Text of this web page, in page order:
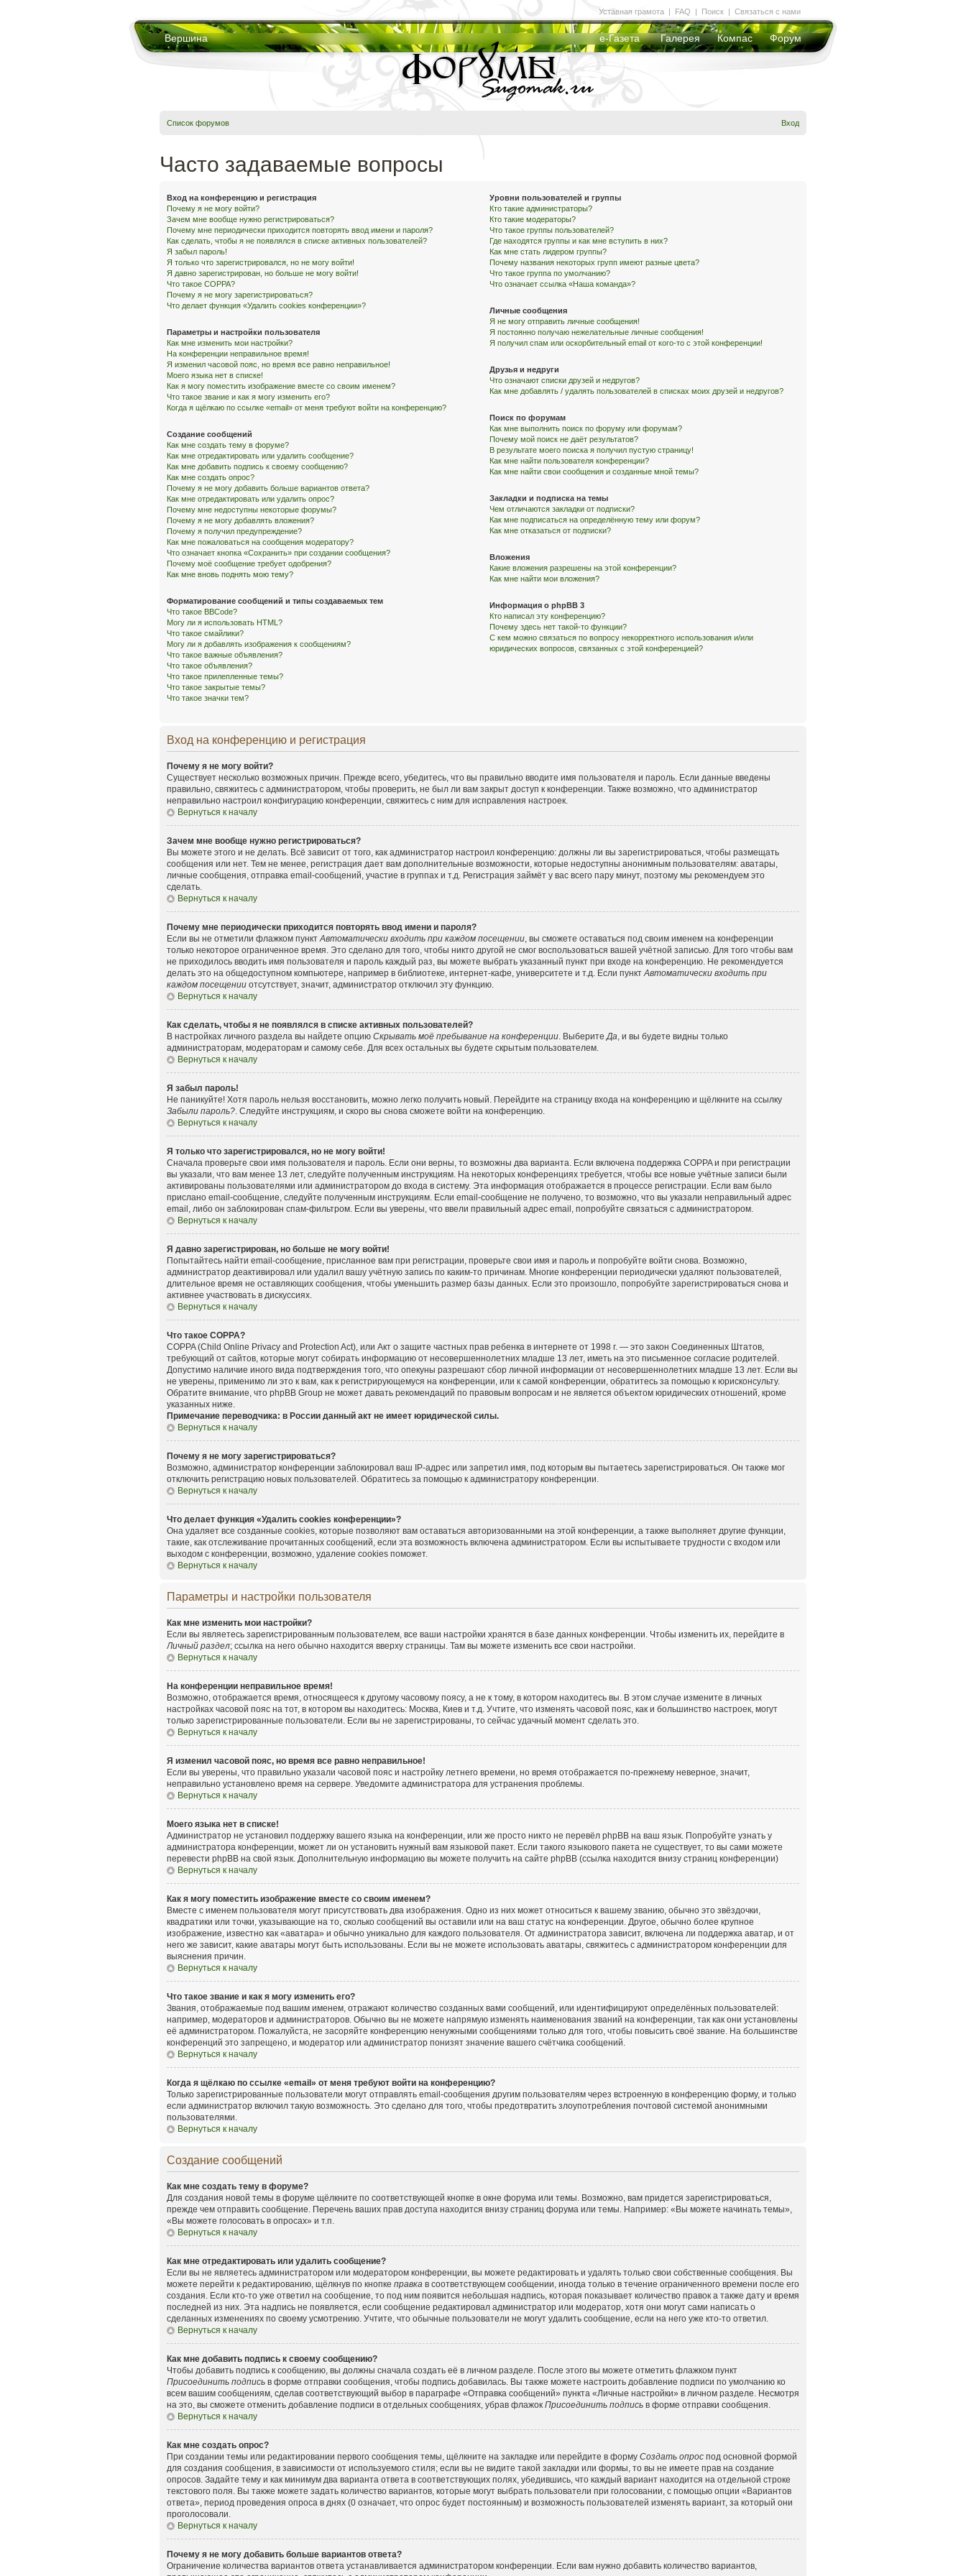
Вершина е-Газета Галерея Компас Форум
Уставная грамота | FAQ | Поиск | Связаться с нами
Список форумов Вход
Часто задаваемые вопросы
Вход на конференцию и регистрация
Почему я не могу войти?
Зачем мне вообще нужно регистрироваться?
Почему мне периодически приходится повторять ввод имени и пароля?
Как сделать, чтобы я не появлялся в списке активных пользователей?
Я забыл пароль!
Я только что зарегистрировался, но не могу войти!
Я давно зарегистрирован, но больше не могу войти!
Что такое COPPA?
Почему я не могу зарегистрироваться?
Что делает функция «Удалить cookies конференции»?
Параметры и настройки пользователя
Как мне изменить мои настройки?
На конференции неправильное время!
Я изменил часовой пояс, но время все равно неправильное!
Моего языка нет в списке!
Как я могу поместить изображение вместе со своим именем?
Что такое звание и как я могу изменить его?
Когда я щёлкаю по ссылке «email» от меня требуют войти на конференцию?
Создание сообщений
Как мне создать тему в форуме?
Как мне отредактировать или удалить сообщение?
Как мне добавить подпись к своему сообщению?
Как мне создать опрос?
Почему я не могу добавить больше вариантов ответа?
Как мне отредактировать или удалить опрос?
Почему мне недоступны некоторые форумы?
Почему я не могу добавлять вложения?
Почему я получил предупреждение?
Как мне пожаловаться на сообщения модератору?
Что означает кнопка «Сохранить» при создании сообщения?
Почему моё сообщение требует одобрения?
Как мне вновь поднять мою тему?
Форматирование сообщений и типы создаваемых тем
Что такое BBCode?
Могу ли я использовать HTML?
Что такое смайлики?
Могу ли я добавлять изображения к сообщениям?
Что такое важные объявления?
Что такое объявления?
Что такое прилепленные темы?
Что такое закрытые темы?
Что такое значки тем?
Уровни пользователей и группы
Кто такие администраторы?
Кто такие модераторы?
Что такое группы пользователей?
Где находятся группы и как мне вступить в них?
Как мне стать лидером группы?
Почему названия некоторых групп имеют разные цвета?
Что такое группа по умолчанию?
Что означает ссылка «Наша команда»?
Личные сообщения
Я не могу отправить личные сообщения!
Я постоянно получаю нежелательные личные сообщения!
Я получил спам или оскорбительный email от кого-то с этой конференции!
Друзья и недруги
Что означают списки друзей и недругов?
Как мне добавлять / удалять пользователей в списках моих друзей и недругов?
Поиск по форумам
Как мне выполнить поиск по форуму или форумам?
Почему мой поиск не даёт результатов?
В результате моего поиска я получил пустую страницу!
Как мне найти пользователя конференции?
Как мне найти свои сообщения и созданные мной темы?
Закладки и подписка на темы
Чем отличаются закладки от подписки?
Как мне подписаться на определённую тему или форум?
Как мне отказаться от подписки?
Вложения
Какие вложения разрешены на этой конференции?
Как мне найти мои вложения?
Информация о phpBB 3
Кто написал эту конференцию?
Почему здесь нет такой-то функции?
С кем можно связаться по вопросу некорректного использования и/или
юридических вопросов, связанных с этой конференцией?
Вход на конференцию и регистрация
Почему я не могу войти?
Существует несколько возможных причин. Прежде всего, убедитесь, что вы правильно вводите имя пользователя и пароль. Если данные введены
правильно, свяжитесь с администратором, чтобы проверить, не был ли вам закрыт доступ к конференции. Также возможно, что администратор
неправильно настроил конфигурацию конференции, свяжитесь с ним для исправления настроек.
Вернуться к началу
Зачем мне вообще нужно регистрироваться?
Вы можете этого и не делать. Всё зависит от того, как администратор настроил конференцию: должны ли вы зарегистрироваться, чтобы размещать
сообщения или нет. Тем не менее, регистрация дает вам дополнительные возможности, которые недоступны анонимным пользователям: аватары,
личные сообщения, отправка email-сообщений, участие в группах и т.д. Регистрация займёт у вас всего пару минут, поэтому мы рекомендуем это
сделать.
Вернуться к началу
Почему мне периодически приходится повторять ввод имени и пароля?
Если вы не отметили флажком пунктАвтоматически входить при каждом посещении, вы сможете оставаться под своим именем на конференции
только некоторое ограниченное время. Это сделано для того, чтобы никто другой не смог воспользоваться вашей учётной записью. Для того чтобы вам
не приходилось вводить имя пользователя и пароль каждый раз, вы можете выбрать указанный пункт при входе на конференцию. Не рекомендуется
делать это на общедоступном компьютере, например в библиотеке, интернет-кафе, университете и т.д. Если пунктАвтоматически входить при
каждом посещении отсутствует, значит, администратор отключил эту функцию.
Вернуться к началу
Как сделать, чтобы я не появлялся в списке активных пользователей?
В настройках личного раздела вы найдете опцию Скрывать моё пребывание на конференции. ВыберитеДа, и вы будете видны только
администраторам, модераторам и самому себе. Для всех остальных вы будете скрытым пользователем.
Вернуться к началу
Я забыл пароль!
Не паникуйте! Хотя пароль нельзя восстановить, можно легко получить новый. Перейдите на страницу входа на конференцию и щёлкните на ссылку
Забыли пароль?. Следуйте инструкциям, и скоро вы снова сможете войти на конференцию.
Вернуться к началу
Я только что зарегистрировался, но не могу войти!
Сначала проверьте свои имя пользователя и пароль. Если они верны, то возможны два варианта. Если включена поддержка COPPA и при регистрации
вы указали, что вам менее 13 лет, следуйте полученным инструкциям. На некоторых конференциях требуется, чтобы все новые учётные записи были
активированы пользователями или администратором до входа в систему. Эта информация отображается в процессе регистрации. Если вам было
прислано email-сообщение, следуйте полученным инструкциям. Если email-сообщение не получено, то возможно, что вы указали неправильный адрес
email, либо он заблокирован спам-фильтром. Если вы уверены, что ввели правильный адрес email, попробуйте связаться с администратором.
Вернуться к началу
Я давно зарегистрирован, но больше не могу войти!
Попытайтесь найти email-сообщение, присланное вам при регистрации, проверьте свои имя и пароль и попробуйте войти снова. Возможно,
администратор деактивировал или удалил вашу учётную запись по каким-то причинам. Многие конференции периодически удаляют пользователей,
длительное время не оставляющих сообщения, чтобы уменьшить размер базы данных. Если это произошло, попробуйте зарегистрироваться снова и
активнее участвовать в дискуссиях.
Вернуться к началу
Что такое COPPA?
COPPA (Child Online Privacy and Protection Act), или Акт о защите частных прав ребенка в интернете от 1998 г. — это закон Соединенных Штатов,
требующий от сайтов, которые могут собирать информацию от несовершеннолетних младше 13 лет, иметь на это письменное согласие родителей.
Допустимо наличие иного вида подтверждения того, что опекуны разрешают сбор личной информации от несовершеннолетних младше 13 лет. Если вы
не уверены, применимо ли это к вам, как к регистрирующемуся на конференции, или к самой конференции, обратитесь за помощью к юрисконсульту.
Обратите внимание, что phpBB Group не может давать рекомендаций по правовым вопросам и не является объектом юридических отношений, кроме
указанных ниже.
Примечание переводчика: в России данный акт не имеет юридической силы.
Вернуться к началу
Почему я не могу зарегистрироваться?
Возможно, администратор конференции заблокировал ваш IP-адрес или запретил имя, под которым вы пытаетесь зарегистрироваться. Он также мог
отключить регистрацию новых пользователей. Обратитесь за помощью к администратору конференции.
Вернуться к началу
Что делает функция «Удалить cookies конференции»?
Она удаляет все созданные cookies, которые позволяют вам оставаться авторизованными на этой конференции, а также выполняет другие функции,
такие, как отслеживание прочитанных сообщений, если эта возможность включена администратором. Если вы испытываете трудности с входом или
выходом с конференции, возможно, удаление cookies поможет.
Вернуться к началу
Параметры и настройки пользователя
Как мне изменить мои настройки?
Если вы являетесь зарегистрированным пользователем, все ваши настройки хранятся в базе данных конференции. Чтобы изменить их, перейдите в
Личный раздел; ссылка на него обычно находится вверху страницы. Там вы можете изменить все свои настройки.
Вернуться к началу
На конференции неправильное время!
Возможно, отображается время, относящееся к другому часовому поясу, а не к тому, в котором находитесь вы. В этом случае измените в личных
настройках часовой пояс на тот, в котором вы находитесь: Москва, Киев и т.д. Учтите, что изменять часовой пояс, как и большинство настроек, могут
только зарегистрированные пользователи. Если вы не зарегистрированы, то сейчас удачный момент сделать это.
Вернуться к началу
Я изменил часовой пояс, но время все равно неправильное!
Если вы уверены, что правильно указали часовой пояс и настройку летнего времени, но время отображается по-прежнему неверное, значит,
неправильно установлено время на сервере. Уведомите администратора для устранения проблемы.
Вернуться к началу
Моего языка нет в списке!
Администратор не установил поддержку вашего языка на конференции, или же просто никто не перевёл phpBB на ваш язык. Попробуйте узнать у
администратора конференции, может ли он установить нужный вам языковой пакет. Если такого языкового пакета не существует, то вы сами можете
перевести phpBB на свой язык. Дополнительную информацию вы можете получить на сайте phpBB (ссылка находится внизу страниц конференции)
Вернуться к началу
Как я могу поместить изображение вместе со своим именем?
Вместе с именем пользователя могут присутствовать два изображения. Одно из них может относиться к вашему званию, обычно это звёздочки,
квадратики или точки, указывающие на то, сколько сообщений вы оставили или на ваш статус на конференции. Другое, обычно более крупное
изображение, известно как «аватара» и обычно уникально для каждого пользователя. От администратора зависит, включена ли поддержка аватар, и от
него же зависит, какие аватары могут быть использованы. Если вы не можете использовать аватары, свяжитесь с администратором конференции для
выяснения причин.
Вернуться к началу
Что такое звание и как я могу изменить его?
Звания, отображаемые под вашим именем, отражают количество созданных вами сообщений, или идентифицируют определённых пользователей:
например, модераторов и администраторов. Обычно вы не можете напрямую изменять наименования званий на конференции, так как они установлены
её администратором. Пожалуйста, не засоряйте конференцию ненужными сообщениями только для того, чтобы повысить своё звание. На большинстве
конференций это запрещено, и модератор или администратор понизят значение вашего счётчика сообщений.
Вернуться к началу
Когда я щёлкаю по ссылке «email» от меня требуют войти на конференцию?
Только зарегистрированные пользователи могут отправлять email-сообщения другим пользователям через встроенную в конференцию форму, и только
если администратор включил такую возможность. Это сделано для того, чтобы предотвратить злоупотребления почтовой системой анонимными
пользователями.
Вернуться к началу
Создание сообщений
Как мне создать тему в форуме?
Для создания новой темы в форуме щёлкните по соответствующей кнопке в окне форума или темы. Возможно, вам придется зарегистрироваться,
прежде чем отправить сообщение. Перечень ваших прав доступа находится внизу страниц форума или темы. Например: «Вы можете начинать темы»,
«Вы можете голосовать в опросах» и т.п.
Вернуться к началу
Как мне отредактировать или удалить сообщение?
Если вы не являетесь администратором или модератором конференции, вы можете редактировать и удалять только свои собственные сообщения. Вы
можете перейти к редактированию, щёлкнув по кнопке правка в соответствующем сообщении, иногда только в течение ограниченного времени после его
создания. Если кто-то уже ответил на сообщение, то под ним появится небольшая надпись, которая показывает количество правок а также дату и время
последней из них. Эта надпись не появляется, если сообщение редактировал администратор или модератор, хотя они могут сами написать о
сделанных изменениях по своему усмотрению. Учтите, что обычные пользователи не могут удалить сообщение, если на него уже кто-то ответил.
Вернуться к началу
Как мне добавить подпись к своему сообщению?
Чтобы добавить подпись к сообщению, вы должны сначала создать её в личном разделе. После этого вы можете отметить флажком пункт
Присоединить подпись в форме отправки сообщения, чтобы подпись добавилась. Вы также можете настроить добавление подписи по умолчанию ко
всем вашим сообщениям, сделав соответствующий выбор в параграфе «Отправка сообщений» пункта «Личные настройки» в личном разделе. Несмотря
на это, вы сможете отменить добавление подписи в отдельных сообщениях, убрав флажок Присоединить подпись в форме отправки сообщения.
Вернуться к началу
Как мне создать опрос?
При создании темы или редактировании первого сообщения темы, щёлкните на закладке или перейдите в форму Создать опрос под основной формой
для создания сообщения, в зависимости от используемого стиля; если вы не видите такой закладки или формы, то вы не имеете прав на создание
опросов. Задайте тему и как минимум два варианта ответа в соответствующих полях, убедившись, что каждый вариант находится на отдельной строке
текстового поля. Вы также можете задать количество вариантов, которые могут выбрать пользователи при голосовании, с помощью опции «Вариантов
ответа», период проведения опроса в днях (0 означает, что опрос будет постоянным) и возможность пользователей изменять вариант, за который они
проголосовали.
Вернуться к началу
Почему я не могу добавить больше вариантов ответа?
Ограничение количества вариантов ответа устанавливается администратором конференции. Если вам нужно добавить количество вариантов,